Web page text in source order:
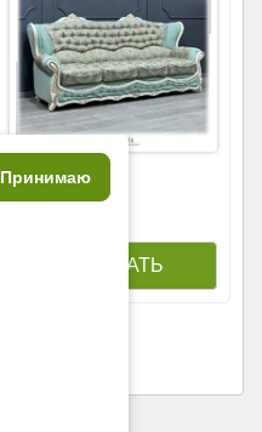
158 100р.
Принимаю